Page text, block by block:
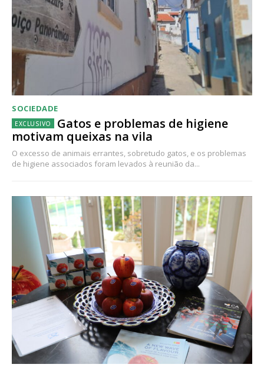
SOCIEDADE
Gatos e problemas de higiene
motivam queixas na vila
O excesso de animais errantes, sobretudo gatos, e os problemas
de higiene associados foram levados à reunião da...